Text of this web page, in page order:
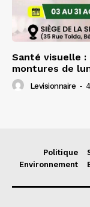
Santé visuelle :
montures de
Levisionnaire -
Politique
Environnement